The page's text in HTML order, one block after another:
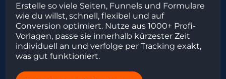
Erstelle so viele Seiten, Funnels und Formulare
wie du willst, schnell, flexibel und auf
Conversion optimiert. Nutze aus 1000+ Profi-
Vorlagen, passe sie innerhalb kürzester Zeit
individuell an und verfolge per Tracking exakt,
was gut funktioniert.